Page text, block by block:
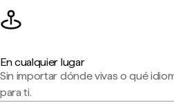
En cualquier lugar
Sin importar dónde vivas o qué
para ti.